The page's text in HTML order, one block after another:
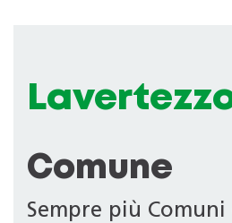
Comune
Sempre più